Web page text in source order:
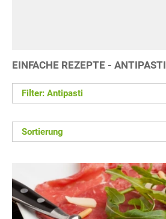
EINFACHE REZEPTE - ANTIPASTI
Filter: Antipasti
Sortierung